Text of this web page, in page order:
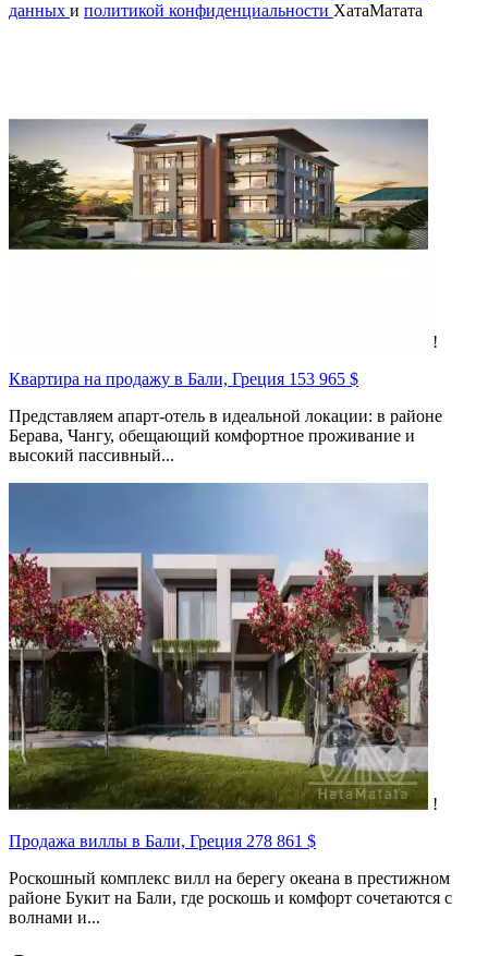
данных и политикой конфиденциальности ХатаМатата
!
Квартира на продажу в Бали, Греция 153 965 $
Представляем апарт-отель в идеальной локации: в районе
Берава, Чангу, обещающий комфортное проживание и
высокий пассивный...
!
Продажа виллы в Бали, Греция 278 861 $
Роскошный комплекс вилл на берегу океана в престижном
районе Букит на Бали, где роскошь и комфорт сочетаются с
волнами и...